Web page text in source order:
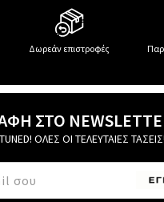
Δωρεάν επιστροφές
ΣΤΟ
ΟΛΕΣ ΟΙ ΤΕΛΕΥΤΑΙΕΣ ΤΑΣΕΙΣ!